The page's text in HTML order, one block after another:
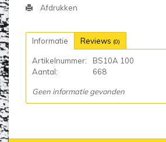
Afdrukken
Informatie Reviews (0)
Artikelnummer:
BS10A 100
Aantal:
668
Geen informatie gevonden